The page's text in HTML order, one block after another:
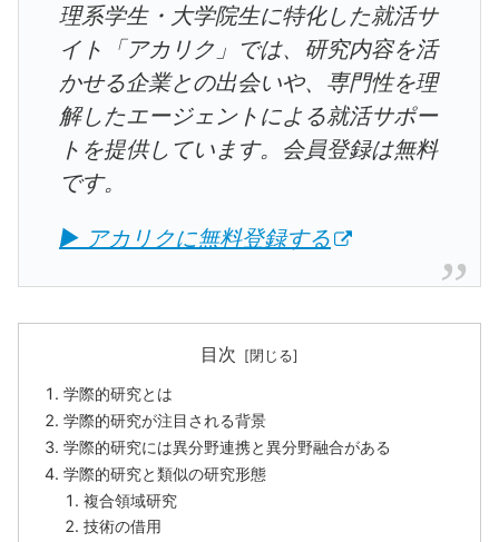
理系学生・大学院生に特化した就活サ
イト「アカリク」では、研究内容を活
かせる企業との出会いや、専門性を理
解したエージェントによる就活サポー
トを提供しています。会員登録は無料
です。
▶ アカリクに無料登録する
目次
学際的研究とは
学際的研究が注目される背景
学際的研究には異分野連携と異分野融合がある
学際的研究と類似の研究形態
複合領域研究
技術の借用